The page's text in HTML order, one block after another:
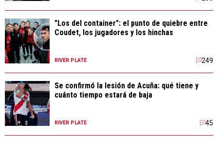
"Los del container": el punto de quiebre entre
Coudet, los jugadores y los hinchas
RIVER PLATE 249
Se confirmó la lesión de Acuña: qué tiene y
cuánto tiempo estará de baja
RIVER PLATE 45